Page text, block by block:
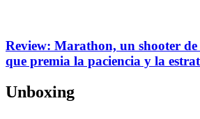
Review: Marathon, un shooter
que premia la paciencia y la
Unboxing